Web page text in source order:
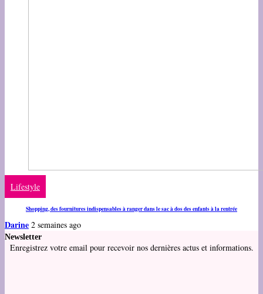
Lifestyle
Shopping, des fournitures indispensables à ranger dans le sac à dos des enfants à la rentrée
Darine 2 semaines ago
Newsletter
Enregistrez votre email pour recevoir nos dernières actus et informations.